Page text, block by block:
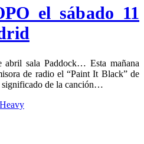
el sábado 11
abril sala Paddock… Esta mañana
de radio el “Paint It Black” de
de la canción…